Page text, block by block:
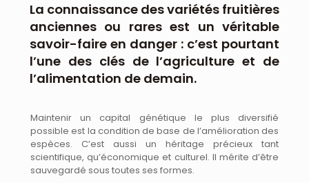
La connaissance des variétés fruitières
anciennes ou rares est un véritable
savoir-faire en danger : c’est pourtant
l’une des clés de l’agriculture et de
l’alimentation de demain.
Maintenir un capital génétique le plus diversifié
possible est la condition de base de l’amélioration des
espèces. C’est aussi un héritage précieux tant
scientifique, qu’économique et culturel. Il mérite d’être
sauvegardé sous toutes ses formes.